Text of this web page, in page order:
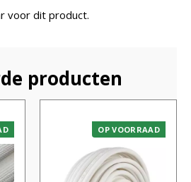
voor dit product.
producten
OP VOORRAAD